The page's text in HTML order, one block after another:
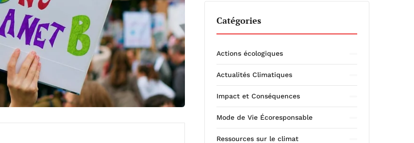
Catégories
Actions écologiques
Actualités Climatiques
Impact et Conséquences
Mode de Vie Écoresponsable
Ressources sur le climat